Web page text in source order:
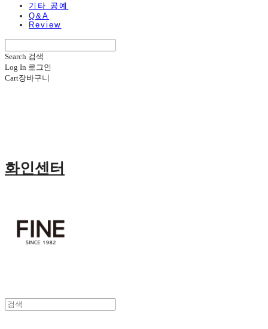
기타 공예
Q&A
Review
Search 검색
Log In 로그인
Cart장바구니
화인센터